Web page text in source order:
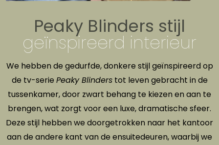
Peaky Blinders stijl
geïnspireerd interieur
We hebben de gedurfde, donkere stijl geïnspireerd op
de tv-serie Peaky Blinderstot leven gebracht in de
tussenkamer, door zwart behang te kiezen en aan te
brengen, wat zorgt voor een luxe, dramatische sfeer.
Deze stijl hebben we doorgetrokken naar het kantoor
aan de andere kant van de ensuitedeuren, waarbij we